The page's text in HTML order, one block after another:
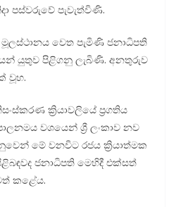
පස්වරුවේ පැවැත්විණි.
වෙත පැමිණි ජනාධිපති
යුතුව පිළිගනු ලැබිණි. අනතුරුව
වූහ.
ක්‍රියාවලියේ ප්‍රගතිය
වශයෙන් ශ්‍රී ලංකාව නව
මේ වනවිට රජය ක්‍රියාත්මක
ජනාධිපති මෙහිදී එක්සත්
කළේය.